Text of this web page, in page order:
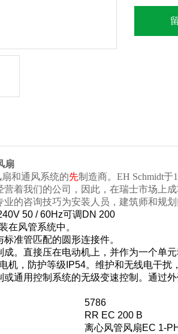
扇
扇和通风系统的先制造商。 EH Schmidt于
着我们的公司，因此，在瑞士市场上
的咨询技巧为安装人员，建筑师和规
50 / 60Hz可调 DN 200
在风管系统中。
准管匹配的圆形连接件。
。直接压在电动机上，并作为一个单元
机，防护等级 IP54。维护和无线电干扰
通用控制系统的无级变速控制。通过
5786
RR EC 200 B
离心风管风扇EC 1-